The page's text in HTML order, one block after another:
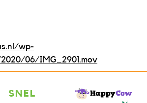
wp-
06/IMG_2901.mov
SNEL